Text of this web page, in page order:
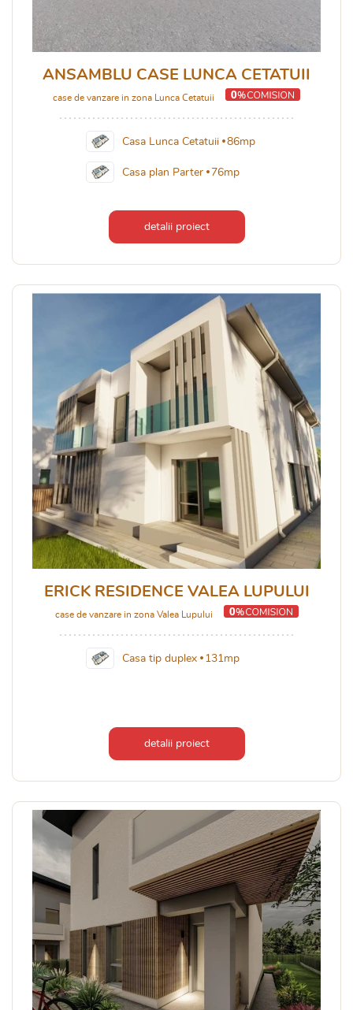
ANSAMBLU CASE LUNCA CETATUII
case de vanzare in zona Lunca Cetatuii
Casa Lunca Cetatuii 86mp
Casa plan Parter 76mp
detalii proiect
ERICK RESIDENCE VALEA LUPULUI
case de vanzare in zona Valea Lupului
Casa tip duplex 131mp
detalii proiect